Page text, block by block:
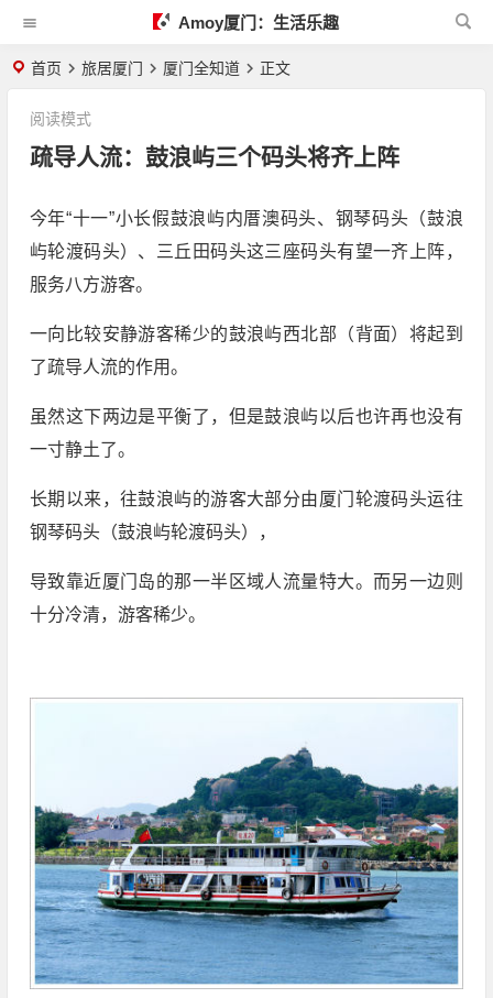
Amoy厦门：生活乐趣
首页 旅居厦门 厦门全知道 正文
疏导人流：鼓浪屿三个码头将齐上阵
阅读模式
今年“十一”小长假鼓浪屿内厝澳码头、钢琴码头（鼓浪
屿轮渡码头）、三丘田码头这三座码头有望一齐上阵，
服务八方游客。
一向比较安静游客稀少的鼓浪屿西北部（背面）将起到
了疏导人流的作用。
虽然这下两边是平衡了，但是鼓浪屿以后也许再也没有
一寸静土了。
长期以来，往鼓浪屿的游客大部分由厦门轮渡码头运往
钢琴码头（鼓浪屿轮渡码头），
导致靠近厦门岛的那一半区域人流量特大。而另一边则
十分冷清，游客稀少。